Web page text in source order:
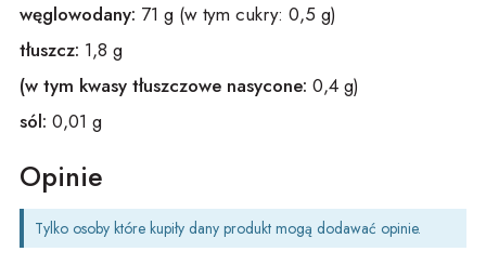
węglowodany: 71 g (w tym cukry: 0,5 g)
tłuszcz: 1,8 g
(w tym kwasy tłuszczowe nasycone: 0,4 g)
sól: 0,01 g
Opinie
Tylko osoby które kupiły dany produkt mogą dodawać opinie.